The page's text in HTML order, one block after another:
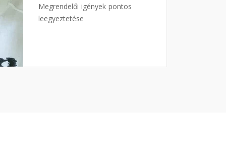
Megrendelői igények pontos
leegyeztetése